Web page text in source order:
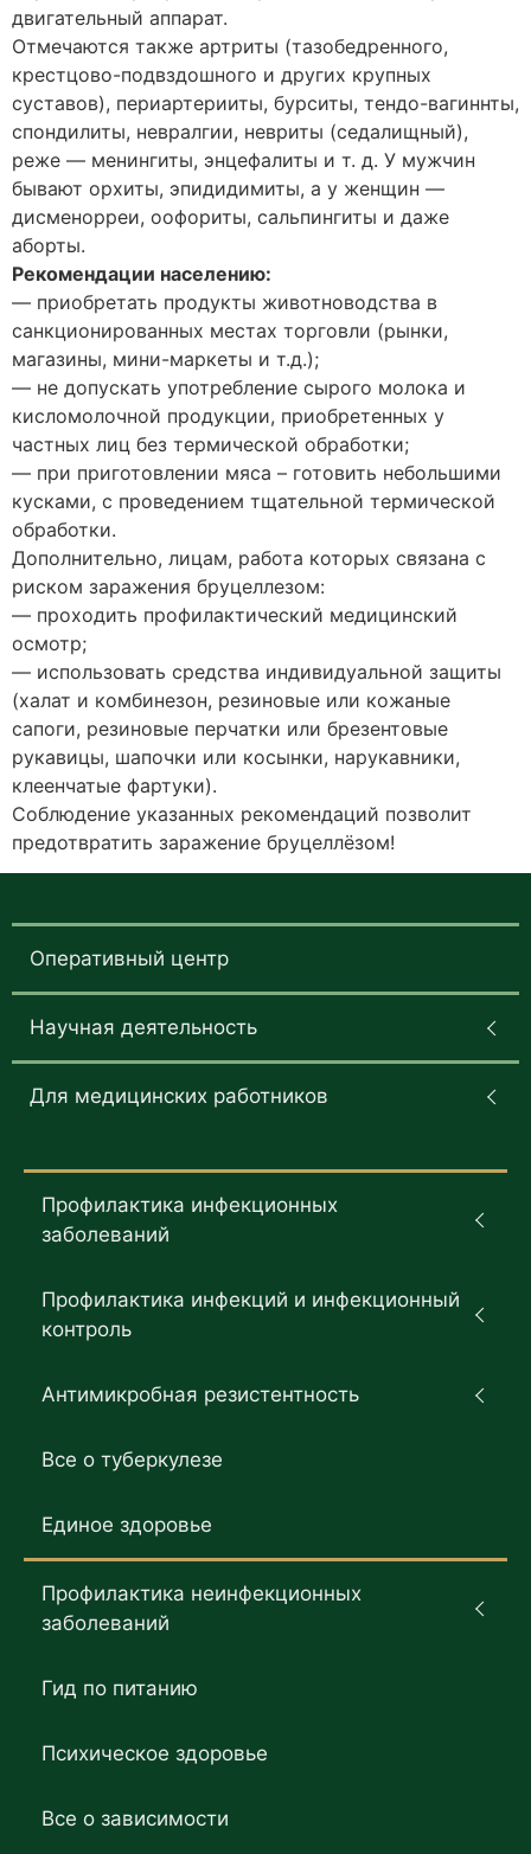
двигательный аппарат.
Отмечаются также артриты (тазобедренного,
крестцово-подвздошного и других крупных
суставов), периартерииты, бурситы, тендо-вагиннты,
спондилиты, невралгии, невриты (седалищный),
реже — менингиты, энцефалиты и т. д. У мужчин
бывают орхиты, эпидидимиты, а у женщин —
дисменорреи, оофориты, сальпингиты и даже
аборты.
Рекомендации населению:
— приобретать продукты животноводства в
санкционированных местах торговли (рынки,
магазины, мини-маркеты и т.д.);
— не допускать употребление сырого молока и
кисломолочной продукции, приобретенных у
частных лиц без термической обработки;
— при приготовлении мяса – готовить небольшими
кусками, с проведением тщательной термической
обработки.
Дополнительно, лицам, работа которых связана с
риском заражения бруцеллезом:
— проходить профилактический медицинский
осмотр;
— использовать средства индивидуальной защиты
(халат и комбинезон, резиновые или кожаные
сапоги, резиновые перчатки или брезентовые
рукавицы, шапочки или косынки, нарукавники,
клеенчатые фартуки).
Соблюдение указанных рекомендаций позволит
предотвратить заражение бруцеллёзом!
Оперативный центр
Научная деятельность
Для медицинских работников
Профилактика инфекционных
заболеваний
Профилактика инфекций и инфекционный
контроль
Антимикробная резистентность
Все о туберкулезе
Единое здоровье
Профилактика неинфекционных
заболеваний
Гид по питанию
Психическое здоровье
Все о зависимости